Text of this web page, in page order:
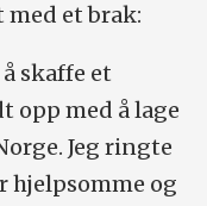
et brak:
skaffe et
opp med å lage
Jeg ringte
hjelpsomme og